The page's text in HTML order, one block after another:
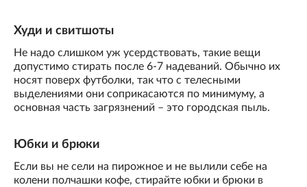
Худи и свитшоты
Не надо слишком уж усердствовать, такие вещи
допустимо стирать после 6-7 надеваний. Обычно их
носят поверх футболки, так что с телесными
выделениями они соприкасаются по минимуму, а
основная часть загрязнений – это городская пыль.
Юбки и брюки
Если вы не сели на пирожное и не вылили себе на
колени полчашки кофе, стирайте юбки и брюки в